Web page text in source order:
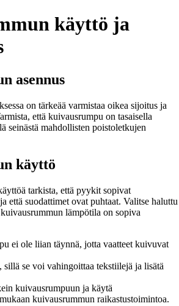
käyttö ja
asennus
on tärkeää varmistaa oikea sijoitus ja
että kuivausrumpu on tasaisella
seinästä mahdollisten poistoletkujen
käyttö
tarkista, että pyykit sopivat
että suodattimet ovat puhtaat. Valitse haluttu
lämpötila on sopiva
ei ole liian täynnä, jotta vaatteet kuivuvat
se voi vahingoittaa tekstiilejä ja lisätä
kuivausrumpuun ja käytä
kuivausrummun raikastustoimintoa.